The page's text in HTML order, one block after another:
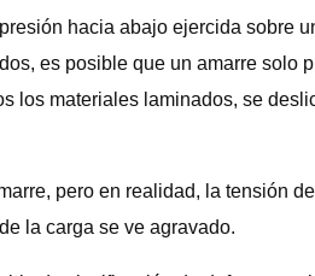
hacia abajo ejercida sobre
es posible que un amarre solo
los materiales laminados, se
pero en realidad, la tensión
la carga se ve agravado.